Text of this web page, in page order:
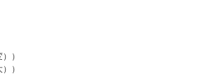
）
）